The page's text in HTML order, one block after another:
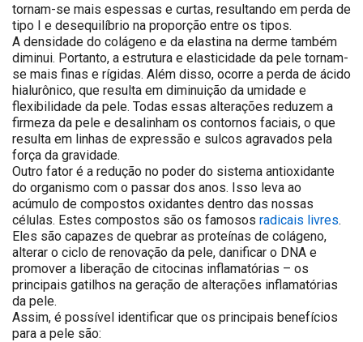
tornam-se mais espessas e curtas, resultando em perda de
tipo I e desequilíbrio na proporção entre os tipos.
A densidade do colágeno e da elastina na derme também
diminui. Portanto, a estrutura e elasticidade da pele tornam-
se mais finas e rígidas. Além disso, ocorre a perda de ácido
hialurônico, que resulta em diminuição da umidade e
flexibilidade da pele. Todas essas alterações reduzem a
firmeza da pele e desalinham os contornos faciais, o que
resulta em linhas de expressão e sulcos agravados pela
força da gravidade.
Outro fator é a redução no poder do sistema antioxidante
do organismo com o passar dos anos. Isso leva ao
acúmulo de compostos oxidantes dentro das nossas
células. Estes compostos são os famosos radicais livres.
Eles são capazes de quebrar as proteínas de colágeno,
alterar o ciclo de renovação da pele, danificar o DNA e
promover a liberação de citocinas inflamatórias – os
principais gatilhos na geração de alterações inflamatórias
da pele.
Assim, é possível identificar que os principais benefícios
para a pele são: